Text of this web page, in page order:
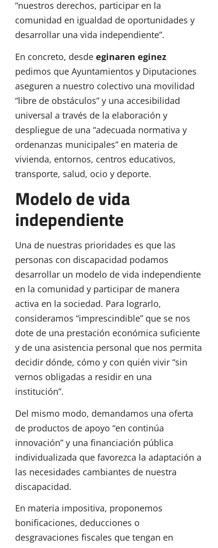
“nuestros derechos, participar en la
comunidad en igualdad de oportunidades y
desarrollar una vida independiente”.
En concreto, desdeeginaren eginez
pedimos que Ayuntamientos y Diputaciones
aseguren a nuestro colectivo una movilidad
“libre de obstáculos” y una accesibilidad
universal a través de la elaboración y
despliegue de una “adecuada normativa y
ordenanzas municipales” en materia de
vivienda, entornos, centros educativos,
transporte, salud, ocio y deporte.
Modelo de vida
independiente
Una de nuestras prioridades es que las
personas con discapacidad podamos
desarrollar un modelo de vida independiente
en la comunidad y participar de manera
activa en la sociedad. Para lograrlo,
consideramos “imprescindible” que se nos
dote de una prestación económica suficiente
y de una asistencia personal que nos permita
decidir dónde, cómo y con quién vivir “sin
vernos obligadas a residir en una
institución”.
Del mismo modo, demandamos una oferta
de productos de apoyo “en continúa
innovación” y una financiación pública
individualizada que favorezca la adaptación a
las necesidades cambiantes de nuestra
discapacidad.
En materia impositiva, proponemos
bonificaciones, deducciones o
desgravaciones fiscales que tengan en